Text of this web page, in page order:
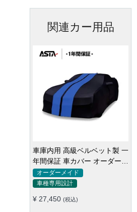
関連カー用品
【ハッチバック専用】 ASTA
ハイルガード 雹対策車両ボデ
ィカバー 5層構造 雹対策 厚手
凍結防止 防雪防風 極厚 防風
汎用 全車種対応
¥ 24,320 (税込)